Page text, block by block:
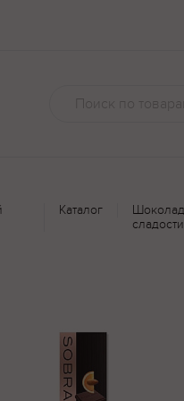
Каталог
сладости